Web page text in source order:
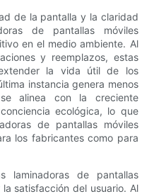
de la pantalla y la claridad
de pantallas móviles
en el medio ambiente. Al
y reemplazos, estas
la vida útil de los
instancia genera menos
alinea con la creciente
ecológica, lo que
de pantallas móviles
los fabricantes como para
laminadoras de pantallas
satisfacción del usuario. Al